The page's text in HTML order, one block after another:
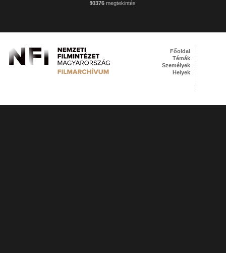
80376 megtekintés
Főoldal
Témák
Személyek
Helyek